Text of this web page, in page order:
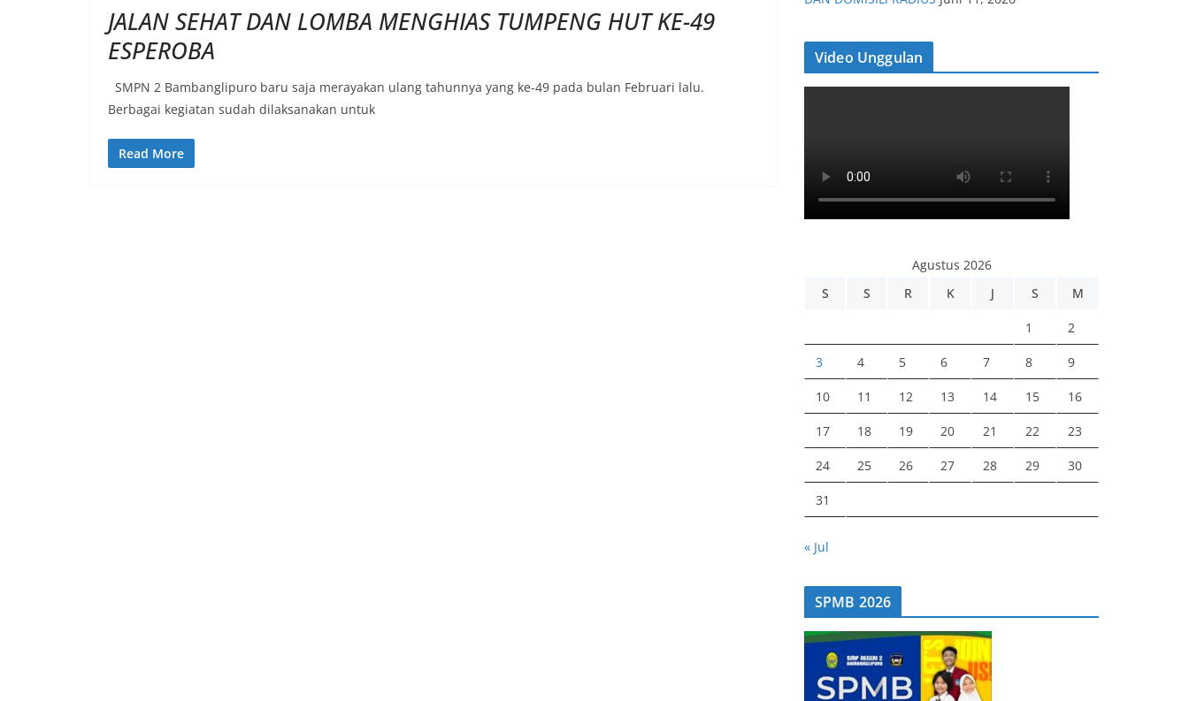
JALAN SEHAT DAN LOMBA MENGHIAS TUMPENG HUT KE-49
ESPEROBA
SMPN 2 Bambanglipuro baru saja merayakan ulang tahunnya yang ke-49 pada bulan Februari lalu.
Berbagai kegiatan sudah dilaksanakan untuk
Read More
Video Unggulan
Agustus 2026
S
S R K J S M
1 2
3 4 5 6 7 8 9
10 11 12 13 14 15 16
17 18 19 20 21 22 23
24 25 26 27 28 29 30
31
« Jul
SPMB 2026